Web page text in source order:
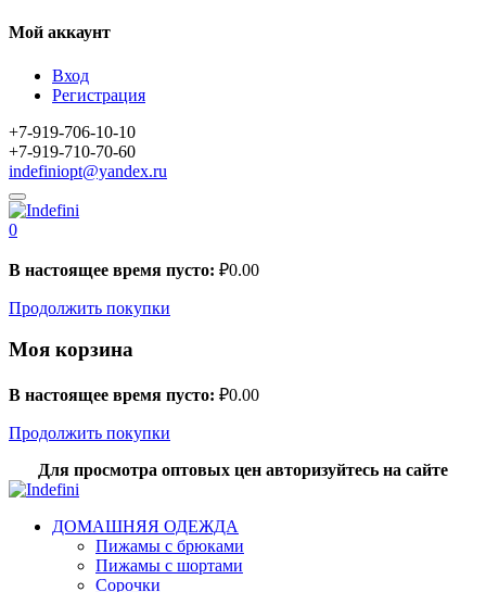
Мой аккаунт
Вход
Регистрация
+7-919-706-10-10
+7-919-710-70-60
indefiniopt@yandex.ru
0
В настоящее время пусто: ₽0.00
Продолжить покупки
Моя корзина
В настоящее время пусто: ₽0.00
Продолжить покупки
Для просмотра оптовых цен авторизуйтесь на сайте
ДОМАШНЯЯ ОДЕЖДА
Пижамы с брюками
Пижамы с шортами
Сорочки